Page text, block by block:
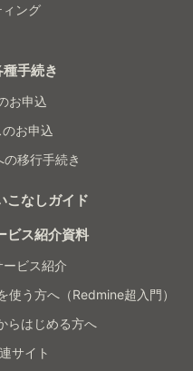
ィング
手続き
お申込
お申込
の移行手続き
なしガイド
ス紹介資料
ビス紹介
う方へ（Redmine超入門）
らはじめる方へ
サイト